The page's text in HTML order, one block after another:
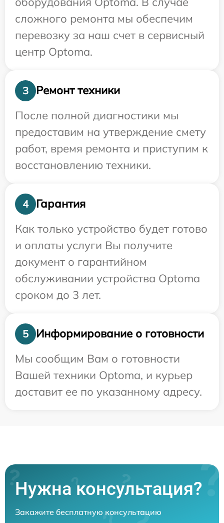
сложного ремонта мы обеспечим
перевозку за наш счет в сервисный
центр Optoma.
3
Ремонт техники
После полной диагностики мы
предоставим на утверждение смету
работ, время ремонта и приступим к
восстановлению техники.
4
Гарантия
Как только устройство будет готово
и оплаты услуги Вы получите
документ о гарантийном
обслуживании устройства Optoma
сроком до 3 лет.
5
Информирование о готовности
Мы сообщим Вам о готовности
Вашей техники Optoma, и курьер
доставит ее по указанному адресу.
Нужна консультация?
Закажите бесплатную консультацию